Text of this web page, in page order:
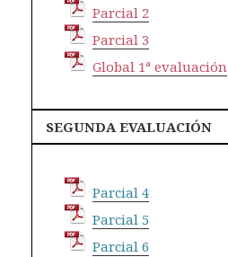
Parcial 2
Parcial 3
Global 1ª evaluación
SEGUNDA EVALUACIÓN
Parcial 4
Parcial 5
Parcial 6